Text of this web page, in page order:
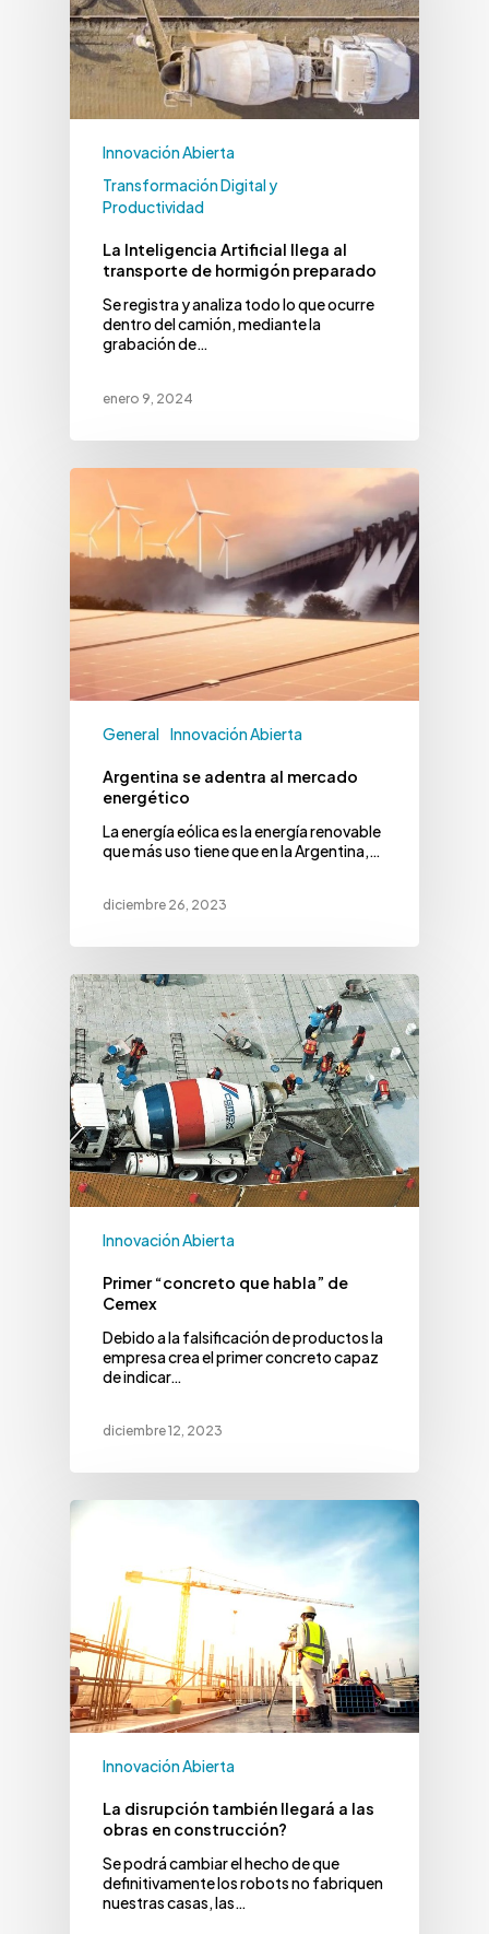
Innovación Abierta
Transformación Digital y
Productividad
La Inteligencia Artificial llega al
transporte de hormigón preparado
Se registra y analiza todo lo que ocurre
dentro del camión, mediante la
grabación de…
enero 9, 2024
General Innovación Abierta
Argentina se adentra al mercado
energético
La energía eólica es la energía renovable
que más uso tiene que en la Argentina,…
diciembre 26, 2023
Innovación Abierta
Primer “concreto que habla” de
Cemex
Debido a la falsificación de productos la
empresa crea el primer concreto capaz
de indicar…
diciembre 12, 2023
Innovación Abierta
La disrupción también llegará a las
obras en construcción?
Se podrá cambiar el hecho de que
definitivamente los robots no fabriquen
nuestras casas, las…